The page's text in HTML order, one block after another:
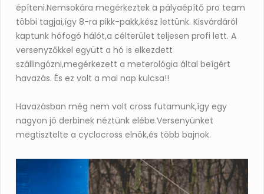
építeni.Nemsokára megérkeztek a pályaépítő pro team
többi tagjai,így 8-ra pikk-pakk,kész lettünk. Kisvárdáról
kaptunk hófogó hálót,a célterület teljesen profi lett. A
versenyzőkkel együtt a hó is elkezdett
szállingózni,megérkezett a meterológia által beígért
havazás. És ez volt a mai nap kulcsa!!
Havazásban még nem volt cross futamunk,így egy
nagyon jó derbinek néztünk elébe.Versenyünket
megtisztelte a cyclocross elnök,és több bajnok.